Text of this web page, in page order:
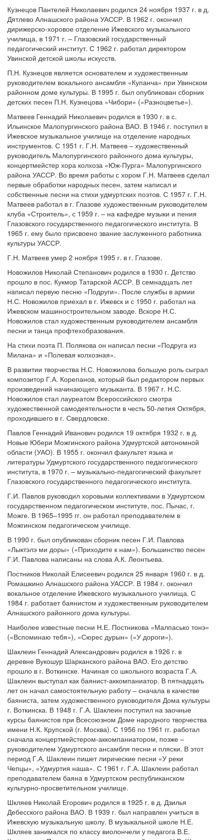
Кузнецов Пантелей Николаевич родился 24 ноября 1937 г. в д.
Дятлево Алнашского района УАССР. В 1962 г. окончил
дирижерско-хоровое отделение Ижевского музыкального
училища, в 1971 г. – Глазовский государственный
педагогический институт. С 1962 г. работал директором
Увинской детской школы искусств.
П.Н. Кузнецов является основателем и художественным
руководителем вокального ансамбля «Купанча» при Увинском
районном доме культуры. В 1995 г. был опубликован сборник
детских песен П.Н. Кузнецова «Чибори» («Разноцветье»).
Матвеев Геннадий Николаевич родился в 1930 г. в с.
Ильинское Малопургинского района ВАО. В 1946 г. поступил в
Ижевское музыкальное училище на отделение народных
инструментов. С 1951 г. Г.Н. Матвеев – художественный
руководитель Малопургинского районного дома культуры,
концертмейстер хора колхоза «Юж-Пурга» Малопургинского
района УАССР. Во время работы с хором Г.Н. Матвеев сделал
первые обработки народных песен, затем написал и
собственные песни на стихи удмуртских поэтов. С 1957 г. Г.Н.
Матвеев работал в г. Глазове художественным руководителем
клуба «Строитель», с 1959 г. – на кафедре музыки и пения
Глазовского государственного педагогического института. В
1965 г. ему было присвоено звание заслуженного работника
культуры УАССР.
Г.Н. Матвеев умер 2 ноября 1995 г. в г. Глазове.
Новожилов Николай Степанович родился в 1930 г. Детство
прошло в пос. Кукмор Татарской АССР. В семнадцать лет
написал первую песню «Подруги». После службы в армии
Н.С. Новожилов приехал в г. Ижевск и с 1950 г. работал на
Ижевском машиностроительном заводе. Вскоре Н.С.
Новожилов стал художественным руководителем ансамбля
песни и танца профтехобразования.
На стихи поэта П. Полякова он написал песни «Подруга из
Милана» и «Полевая колхозная».
В развитии творчества Н.С. Новожилова большую роль сыграл
композитор Г.А. Корепанов, который был редактором первых
произведений начинающего музыканта. В 1967 г. Н.С.
Новожилов стал лауреатом Всероссийского смотра
художественной самодеятельности в честь 50-летия Октября,
проходившего в г. Свердловске.
Павлов Геннадий Иванович родился 19 октября 1932 г. в д.
Новые Юбери Можгинского района Удмуртской автономной
области (УАО). В 1955 г. окончил факультет языка и
литературы Удмуртского государственного педагогического
института, в 1970 г. – музыкально-педагогический факультет
Глазовского государственного педагогического института.
Г.И. Павлов руководил хоровыми коллективами в Удмуртском
государственном педагогическом институте, пос. Пычас, г.
Можге. В 1965–1995 гг. он работал преподавателем в
Можгинском педагогическом училище.
В 1990 г. был опубликован сборник песен Г.И. Павлова
«Лыктэлэ ми доры» («Приходите к нам»). Большинство песен
Г.И. Павлова написаны на слова А.К. Леонтьева.
Постников Николай Елисеевич родился 25 января 1960 г. в д.
Ромашкино Алнашского района УАССР. В 1984 г. окончил
вокальное отделение Ижевского музыкального училища. С
1984 г. работает баянистом и художественным руководителем
Алнашского районного дома культуры.
Наиболее известные песни Н.Е. Постникова «Малпасько тонэ»
(«Вспоминаю тебя»), «Сюрес дурын» («У дороги»).
Шаклеин Геннадий Александрович родился в 1926 г. в
деревне Вукошур Шарканского района ВАО. Его детство
прошло в г. Воткинске. Начиная со школьного возраста Г.А.
Шаклеин выступал как баянист-аккомпаниатор. В пятнадцать
лет он начал самостоятельную работу – сначала в качестве
баяниста, затем художественного руководителя Дома культуры
г. Воткинска. В 1948 г. Г.А. Шаклеин поступил на заочные
курсы баянистов при Всесоюзном Доме народного творчества
имени Н.К. Крупской (г. Москва). С 1956 по 1961 гг. работал
сначала концертмейстером-аккомпаниатором, позже –
руководителем Удмуртского ансамбля песни и пляски. В этот
период Г.А. Шаклеин пишет лирические песни «У реки
Чепцы», «Удмуртия наша». С 1961 г. Г.А. Шаклеин работал
преподавателем баяна в Удмуртском республиканском
культурно-просветительном училище.
Шкляев Николай Егорович родился в 1925 г. в д. Дзилья
Дебесского района ВАО. В 1939 г. был направлен учиться в
Ижевскую музыкальную школу. В музыкальной школе Н.Е.
Шкляев занимался по классу виолончели у педагога В.Е.